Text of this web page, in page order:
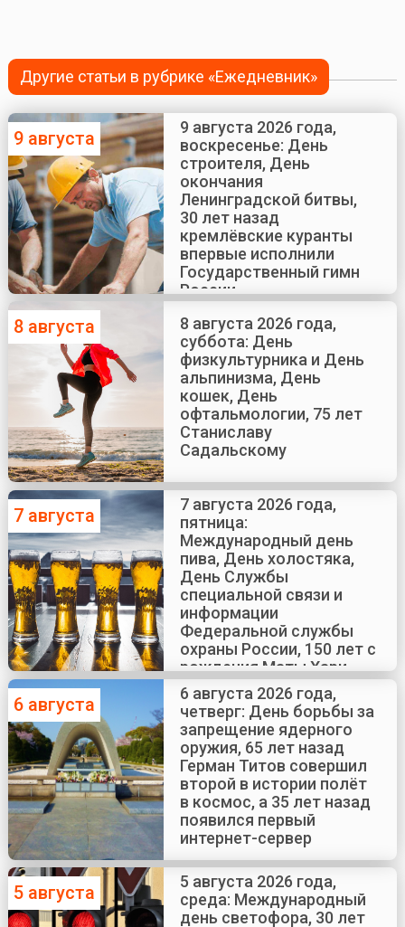
Другие статьи в рубрике «Ежедневник»
9 августа
9 августа 2026 года,
воскресенье: День
строителя, День
окончания
Ленинградской битвы,
30 лет назад
кремлёвские куранты
впервые исполнили
Государственный гимн
России
8 августа
8 августа 2026 года,
суббота: День
физкультурника и День
альпинизма, День
кошек, День
офтальмологии, 75 лет
Станиславу
Садальскому
7 августа
7 августа 2026 года,
пятница:
Международный день
пива, День холостяка,
День Службы
специальной связи и
информации
Федеральной службы
охраны России, 150 лет с
рождения Маты Хари
6 августа
6 августа 2026 года,
четверг: День борьбы за
запрещение ядерного
оружия, 65 лет назад
Герман Титов совершил
второй в истории полёт
в космос, а 35 лет назад
появился первый
интернет-сервер
5 августа
5 августа 2026 года,
среда: Международный
день светофора, 30 лет